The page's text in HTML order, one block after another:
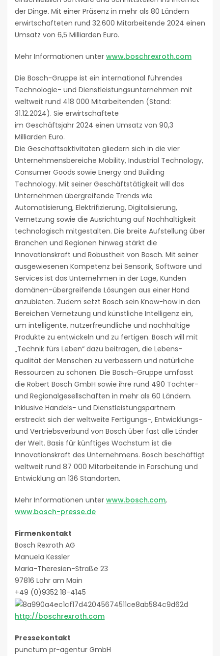
der Dinge. Mit einer Präsenz in mehr als 80 Ländern
erwirtschafteten rund 32.600 Mitarbeitende 2024 einen
Umsatz von 6,5 Milliarden Euro.
Mehr Informationen unter www.boschrexroth.com
Die Bosch-Gruppe ist ein international führendes
Technologie- und Dienstleistungsunternehmen mit
weltweit rund 418 000 Mitarbeitenden (Stand:
31.12.2024). Sie erwirtschaftete
im Geschäftsjahr 2024 einen Umsatz von 90,3
Milliarden Euro.
Die Geschäftsaktivitäten gliedern sich in die vier
Unternehmensbereiche Mobility, Industrial Technology,
Consumer Goods sowie Energy and Building
Technology. Mit seiner Geschäftstätigkeit will das
Unternehmen übergreifende Trends wie
Automatisierung, Elektrifizierung, Digitalisierung,
Vernetzung sowie die Ausrichtung auf Nachhaltigkeit
technologisch mitgestalten. Die breite Aufstellung über
Branchen und Regionen hinweg stärkt die
Innovationskraft und Robustheit von Bosch. Mit seiner
ausgewiesenen Kompetenz bei Sensorik, Software und
Services ist das Unternehmen in der Lage, Kunden
domänen-übergreifende Lösungen aus einer Hand
anzubieten. Zudem setzt Bosch sein Know-how in den
Bereichen Vernetzung und künstliche Intelligenz ein,
um intelligente, nutzerfreundliche und nachhaltige
Produkte zu entwickeln und zu fertigen. Bosch will mit
„Technik fürs Leben“ dazu beitragen, die Lebens-
qualität der Menschen zu verbessern und natürliche
Ressourcen zu schonen. Die Bosch-Gruppe umfasst
die Robert Bosch GmbH sowie ihre rund 490 Tochter-
und Regionalgesellschaften in mehr als 60 Ländern.
Inklusive Handels- und Dienstleistungspartnern
erstreckt sich der weltweite Fertigungs-, Entwicklungs-
und Vertriebsverbund von Bosch über fast alle Länder
der Welt. Basis für künftiges Wachstum ist die
Innovationskraft des Unternehmens. Bosch beschäftigt
weltweit rund 87 000 Mitarbeitende in Forschung und
Entwicklung an 136 Standorten.
Mehr Informationen unter www.bosch.com,
www.bosch-presse.de
Firmenkontakt
Bosch Rexroth AG
Manuela Kessler
Maria-Theresien-Straße 23
97816 Lohr am Main
+49 (0)9352 18-4145
http://boschrexroth.com
Pressekontakt
punctum pr-agentur GmbH